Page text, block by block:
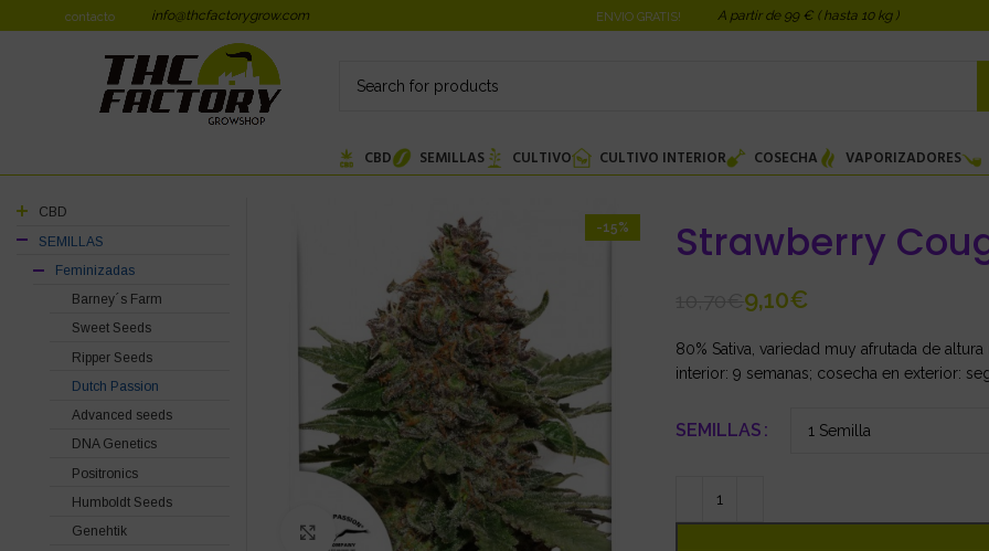
contacto info@thcfactorygrow.com ENVIO GRATIS! A partir de 99 € ( hasta 10 kg )
CBD SEMILLAS CULTIVO CULTIVO INTERIOR COSECHA VAPORIZADORES
-15%
Click to enlarge
Strawberry
9,10€
80% Sativa, variedad muy afrutada de
interior: 9 semanas; cosecha en exterior:
SEMILLAS
CBD
SEMILLAS
Feminizadas
Barney´s Farm
Sweet Seeds
Ripper Seeds
Dutch Passion
Advanced seeds
DNA Genetics
Positronics
Humboldt Seeds
Genehtik